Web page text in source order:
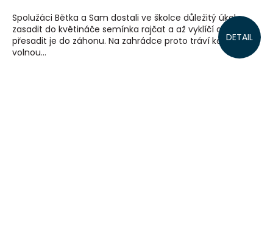
DETAIL
Spolužáci Bětka a Sam dostali ve školce důležitý úkol –
zasadit do květináče semínka rajčat a až vyklíčí a zesílí
přesadit je do záhonu. Na zahrádce proto tráví každou
volnou...